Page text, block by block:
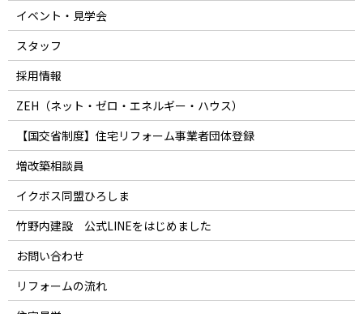
イベント・見学会
スタッフ
採用情報
ZEH（ネット・ゼロ・エネルギー・ハウス）
【国交省制度】住宅リフォーム事業者団体登録
増改築相談員
イクボス同盟ひろしま
竹野内建設 公式LINEをはじめました
お問い合わせ
リフォームの流れ